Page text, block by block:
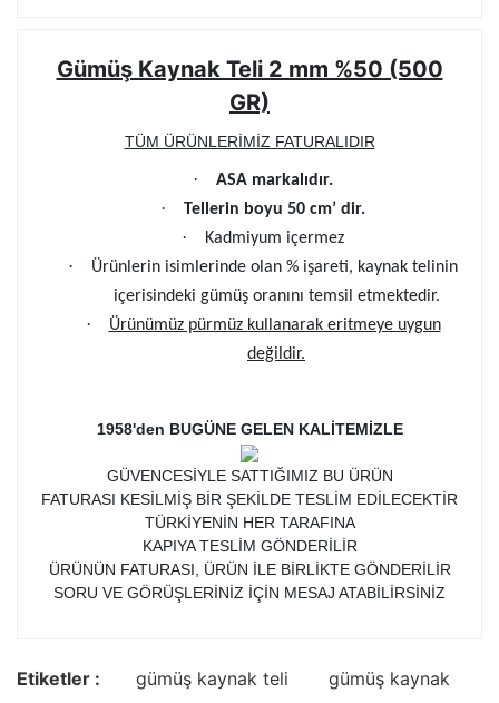
Gümüş Kaynak Teli 2 mm %50 (500
GR)
TÜM ÜRÜNLERİMİZ FATURALIDIR
· ASA markalıdır.
· Tellerin boyu 50 cm’ dir.
· Kadmiyum içermez
·
Ürünlerin isimlerinde olan % işareti, kaynak telinin
içerisindeki gümüş oranını temsil etmektedir.
·
Ürünümüz pürmüz kullanarak eritmeye uygun
değildir.
1958'den BUGÜNE GELEN KALİTEMİZLE
GÜVENCESİYLE SATTIĞIMIZ BU ÜRÜN
FATURASI KESİLMİŞ BİR ŞEKİLDE TESLİM EDİLECEKTİR
TÜRKİYENİN HER TARAFINA
KAPIYA TESLİM GÖNDERİLİR
ÜRÜNÜN FATURASI, ÜRÜN İLE BİRLİKTE GÖNDERİLİR
SORU VE GÖRÜŞLERİNİZ İÇİN MESAJ ATABİLİRSİNİZ
Etiketler : gümüş kaynak teli
gümüş kaynak